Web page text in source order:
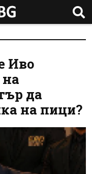
Иво
да
на пици?